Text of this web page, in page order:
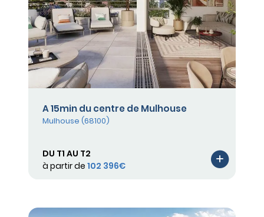
A 15min du centre de Mulhouse
Mulhouse (68100)
DU T1 AU T2
à partir de 102 396€